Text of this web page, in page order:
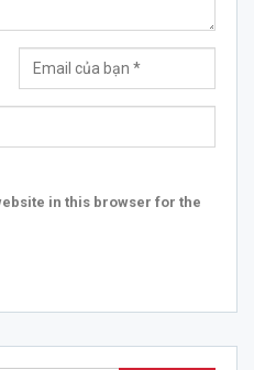
in this browser for the